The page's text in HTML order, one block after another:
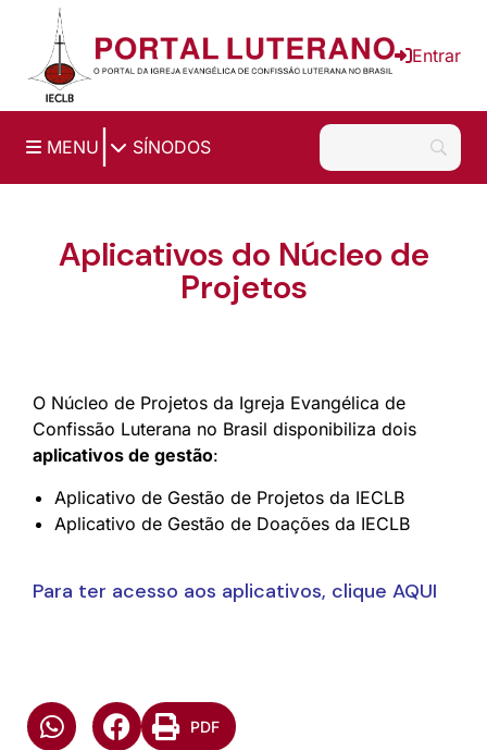
Ir para o conteúdo principal
Entrar
MENU SÍNODOS
Aplicativos do Núcleo de
Projetos
O Núcleo de Projetos da Igreja Evangélica de
Confissão Luterana no Brasil disponibiliza dois
aplicativos de gestão:
Aplicativo de Gestão de Projetos da IECLB
Aplicativo de Gestão de Doações da IECLB
Para ter acesso aos aplicativos, clique AQUI
PDF